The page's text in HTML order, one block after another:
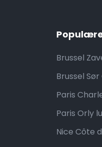
Brussel
Brussel
Paris
Paris Orly
Nice Côte